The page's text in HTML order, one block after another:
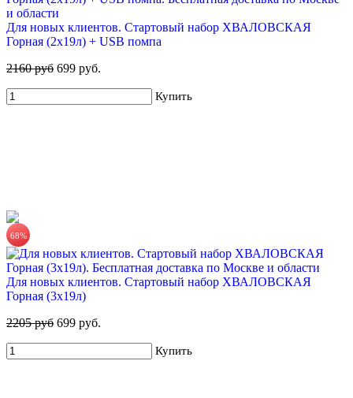
Для новых клиентов. Стартовый набор ХВАЛОВСКАЯ
Горная (2х19л) + USB помпа
2160 руб 699 руб.
Купить
68%
Для новых клиентов. Стартовый набор ХВАЛОВСКАЯ
Горная (3х19л)
2205 руб 699 руб.
Купить